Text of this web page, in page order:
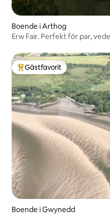
Boende i Arthog
Erw Fair. Perfekt för par,
Populär gästfavorit
Gästfavorit
Boende i Gwynedd